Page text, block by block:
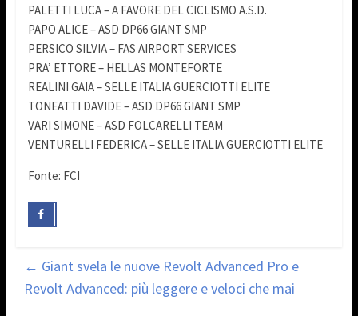
PALETTI LUCA – A FAVORE DEL CICLISMO A.S.D.
PAPO ALICE – ASD DP66 GIANT SMP
PERSICO SILVIA – FAS AIRPORT SERVICES
PRA’ ETTORE – HELLAS MONTEFORTE
REALINI GAIA – SELLE ITALIA GUERCIOTTI ELITE
TONEATTI DAVIDE – ASD DP66 GIANT SMP
VARI SIMONE – ASD FOLCARELLI TEAM
VENTURELLI FEDERICA – SELLE ITALIA GUERCIOTTI ELITE
Fonte: FCI
← Giant svela le nuove Revolt Advanced Pro e
Revolt Advanced: più leggere e veloci che mai